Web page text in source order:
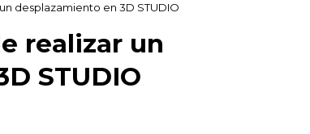
desplazamiento en 3D STUDIO
realizar un
STUDIO